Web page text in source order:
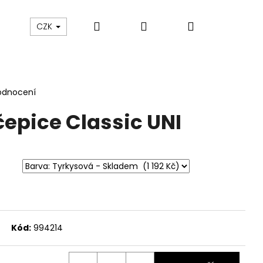
O nás Blog Údržba oblečení
CZK Hledat PřihlášeníNákupní
Classic UNI
Kód: 994214